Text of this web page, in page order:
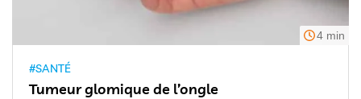
4 min
#SANTÉ
Tumeur glomique de l’ongle